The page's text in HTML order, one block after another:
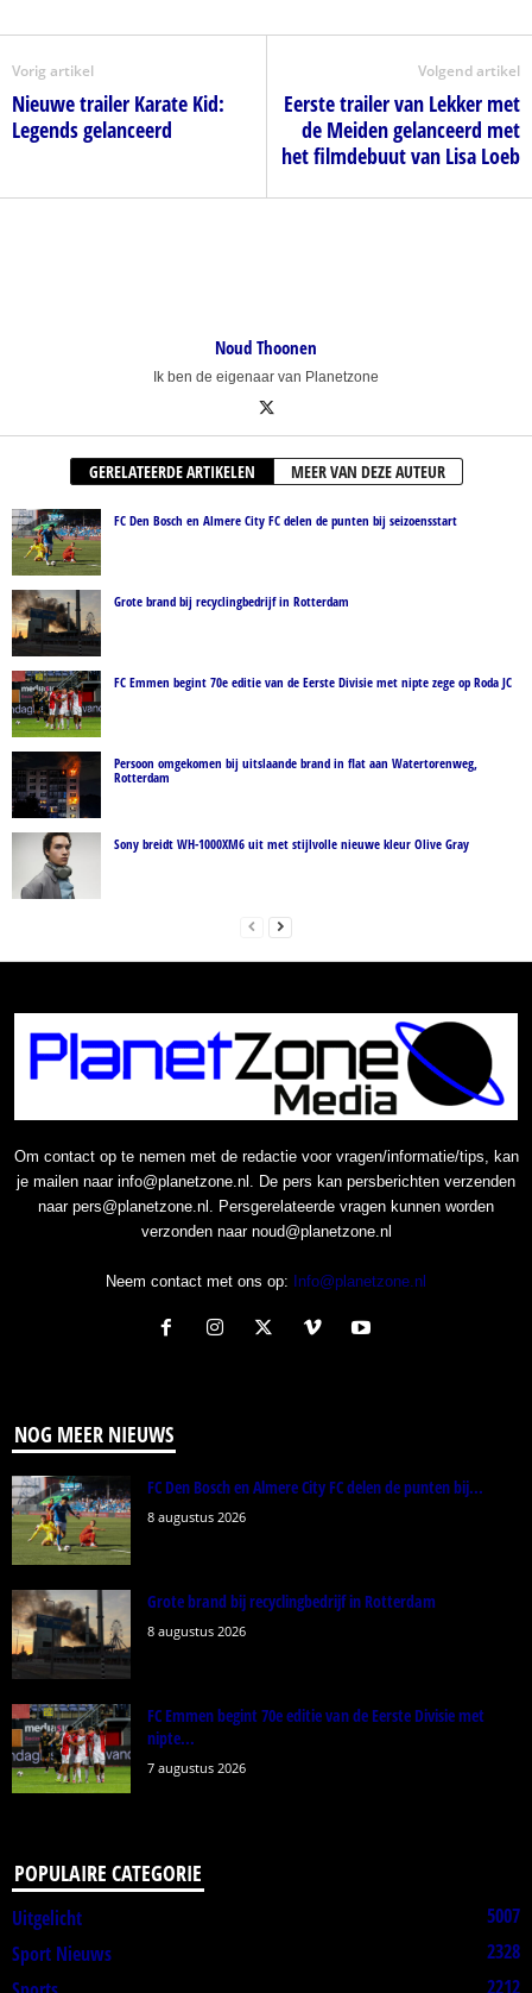
Vorig artikel
Nieuwe trailer Karate Kid:
Legends gelanceerd
Volgend artikel
Eerste trailer van Lekker met
de Meiden gelanceerd met
het filmdebuut van Lisa Loeb
Noud Thoonen
Ik ben de eigenaar van Planetzone
GERELATEERDE ARTIKELEN MEER VAN DEZE AUTEUR
FC Den Bosch en Almere City FC delen de punten bij seizoensstart
Grote brand bij recyclingbedrijf in Rotterdam
FC Emmen begint 70e editie van de Eerste Divisie met nipte zege op Roda JC
Persoon omgekomen bij uitslaande brand in flat aan Watertorenweg,
Rotterdam
Sony breidt WH-1000XM6 uit met stijlvolle nieuwe kleur Olive Gray
Om contact op te nemen met de redactie voor vragen/informatie/tips, kan
je mailen naar info@planetzone.nl. De pers kan persberichten verzenden
naar pers@planetzone.nl. Persgerelateerde vragen kunnen worden
verzonden naar noud@planetzone.nl
Neem contact met ons op: Info@planetzone.nl
NOG MEER NIEUWS
FC Den Bosch en Almere City FC delen de punten bij...
8 augustus 2026
Grote brand bij recyclingbedrijf in Rotterdam
8 augustus 2026
FC Emmen begint 70e editie van de Eerste Divisie met
nipte...
7 augustus 2026
POPULAIRE CATEGORIE
Uitgelicht
5007
Sport Nieuws
2328
2212